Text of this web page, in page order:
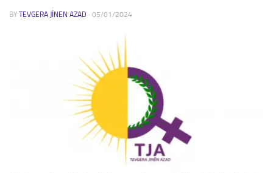
BY TEVGERA JINEN AZAD · 05/01/2024